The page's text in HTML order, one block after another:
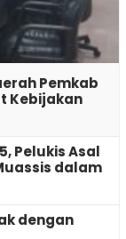
Pemkab
Kebijakan
Pelukis Asal
dalam
dengan